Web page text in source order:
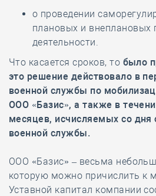
о проведении
плановых и внеплановых
деятельности.
Что касается сроков, то было
это решение действовало в
военной службы по
ООО «Базис», а также в
месяцев, исчисляемых со дня
военной службы.
ООО «Базис» – весьма
которую можно причислить к
Уставной капитал компании